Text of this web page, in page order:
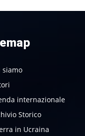
siamo
internazionale
Storico
in Ucraina